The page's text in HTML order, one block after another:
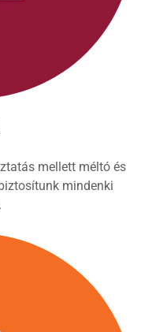
mellett méltó és
mindenki